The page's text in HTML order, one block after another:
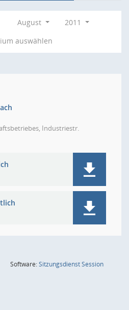
August
2011
auswählen
Industriestr.
Software:SitzungsdienstSession(Wird in